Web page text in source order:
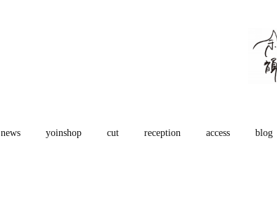
news yoinshop cut reception access blog